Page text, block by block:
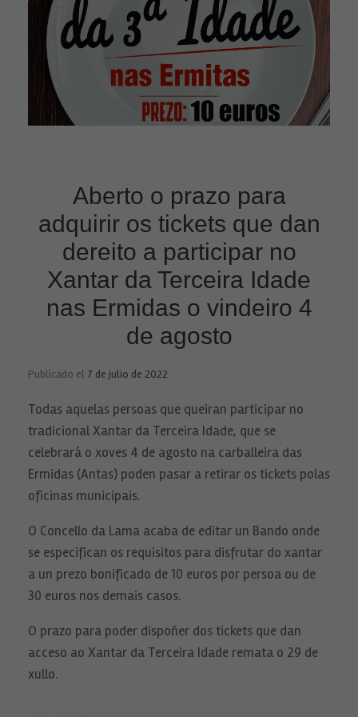
Aberto o prazo para
adquirir os tickets que dan
dereito a participar no
Xantar da Terceira Idade
nas Ermidas o vindeiro 4
de agosto
Publicado el 7 de julio de 2022
Todas aquelas persoas que queiran participar no
tradicional Xantar da Terceira Idade, que se
celebrará o xoves 4 de agosto na carballeira das
Ermidas (Antas) poden pasar a retirar os tickets polas
oficinas municipais.
O Concello da Lama acaba de editar un Bando onde
se especifican os requisitos para disfrutar do xantar
a un prezo bonificado de 10 euros por persoa ou de
30 euros nos demais casos.
O prazo para poder dispoñer dos tickets que dan
acceso ao Xantar da Terceira Idade remata o 29 de
xullo.